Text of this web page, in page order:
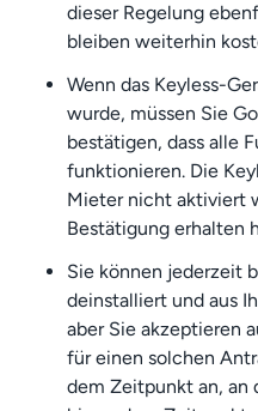
dieser Regelung
bleiben weiterhin
Wenn das Keyless-
wurde, müssen Sie
bestätigen, dass alle
funktionieren. Die
Mieter nicht aktiviert
Bestätigung erhalten
Sie können jederzeit
deinstalliert und aus
aber Sie akzeptieren
für einen solchen
dem Zeitpunkt an, an